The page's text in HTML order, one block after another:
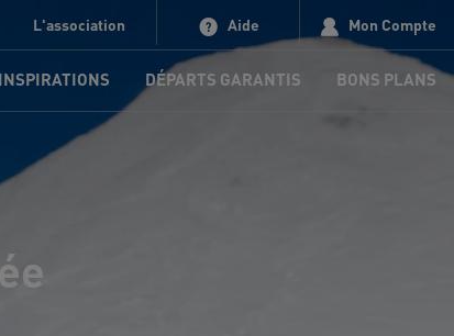
L'association Aide Mon Compte
INSPIRATIONS DÉPARTS GARANTIS BONS PLANS